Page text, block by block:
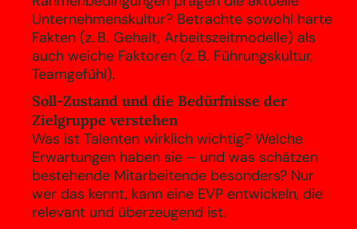
Unternehmenskultur? Betrachte sowohl harte
Fakten (z. B. Gehalt, Arbeitszeitmodelle) als
auch weiche Faktoren (z. B. Führungskultur,
Teamgefühl).
Soll-Zustand und die Bedürfnisse der
Zielgruppe verstehen
Was ist Talenten wirklich wichtig? Welche
Erwartungen haben sie – und was schätzen
bestehende Mitarbeitende besonders? Nur
wer das kennt, kann eine EVP entwickeln, die
relevant und überzeugend ist.